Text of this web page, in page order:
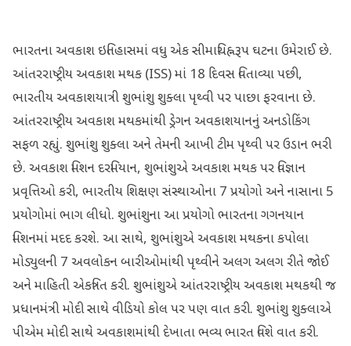
ભારતના અવકાશ ઇતિહાસમાં વધુ એક સીમાચિહ્નરૂપ ઘટના ઉમેરાઈ છે.
આંતરરાષ્ટ્રીય અવકાશ મથક (ISS) માં 18 દિવસ વિતાવ્યા પછી,
ભારતીય અવકાશયાત્રી શુભાંશુ શુક્લા પૃથ્વી પર પાછા ફરવાના છે.
આંતરરાષ્ટ્રીય અવકાશ મથકમાંથી ડ્રેગન અવકાશયાનનું અનડોકિંગ
સફળ રહ્યું. શુભાંશુ શુક્લા અને તેમની આખી ટીમ પૃથ્વી પર ઉડાન ભરી
છે. અવકાશ મિશન દરમિયાન, શુભાંશુએ અવકાશ મથક પર વિજ્ઞાન
પ્રવૃત્તિઓ કરી, ભારતીય શિક્ષણ સંસ્થાઓના 7 પ્રયોગો અને નાસાના 5
પ્રયોગોમાં ભાગ લીધો. શુભાંશુના આ પ્રયોગો ભારતના ગગનયાન
મિશનમાં મદદ કરશે. આ સાથે, શુભાંશુએ અવકાશ મથકના કપોલા
મોડ્યુલની 7 અવલોકન બારીઓમાંથી પૃથ્વીને અલગ અલગ રીતે જોઈ
અને માહિતી એકત્રિત કરી. શુભાંશુએ આંતરરાષ્ટ્રીય અવકાશ મથકથી જ
પ્રધાનમંત્રી મોદી સાથે વીડિયો કોલ પર પણ વાત કરી. શુભાંશુ શુક્લાએ
પીએમ મોદી સાથે અવકાશમાંથી દેખાતા ભવ્ય ભારત વિશે વાત કરી.